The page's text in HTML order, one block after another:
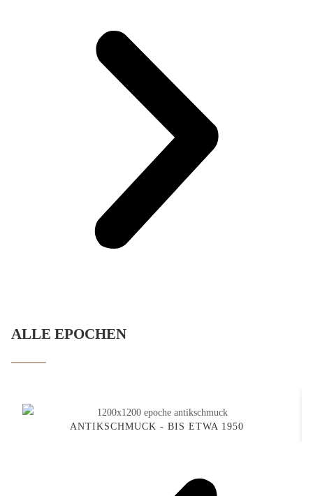
ALLE EPOCHEN
ANTIKSCHMUCK - BIS ETWA 1950